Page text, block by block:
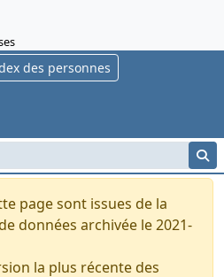
des personnes
page sont issues de la
données archivée le 2021-
la plus récente des